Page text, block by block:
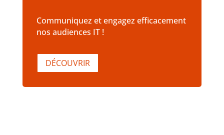
Communiquez et engagez efficacement
nos audiences IT !
DÉCOUVRIR